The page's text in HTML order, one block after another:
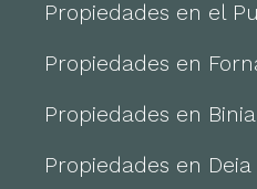
Propiedades en el
Propiedades en
Propiedades en
Propiedades en Deia